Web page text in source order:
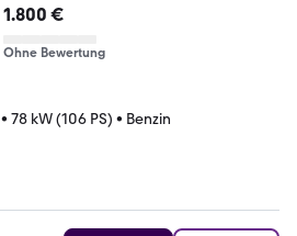
1.800 €
Ohne Bewertung
• 78 kW (106 PS) • Benzin